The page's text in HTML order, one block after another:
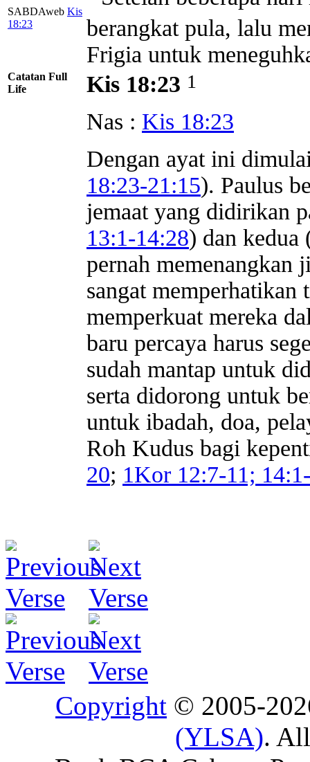
SABDAweb Kis
18:23
berangkat pula, lalu
Frigia untuk
Catatan Full
Life
Kis 18:23 1
Nas : Kis 18:23
Dengan ayat ini
18:23-21:15). Paulus
jemaat yang didirikan
13:1-14:28) dan kedua
pernah memenangkan
sangat memperhatikan
memperkuat mereka
baru percaya harus
sudah mantap untuk
serta didorong untuk
untuk ibadah, doa,
Roh Kudus bagi
20; 1Kor 12:7-11;
Copyright © 2005-
(YLSA).